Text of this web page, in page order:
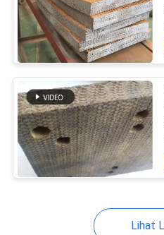
Lapisan
Bahan Lihat